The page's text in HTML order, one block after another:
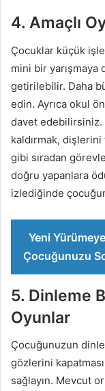
4. Amaçlı
Çocuklar küçük
mini bir
getirilebilir. Daha
edin. Ayrıca okul
davet edebilirsiniz.
kaldırmak, dişlerini
gibi sıradan
doğru yapanlara
izlediğinde
Yeni
Çocuğunuzu
5. Dinleme
Oyunlar
Çocuğunuzun
gözlerini
sağlayın. Mevcut